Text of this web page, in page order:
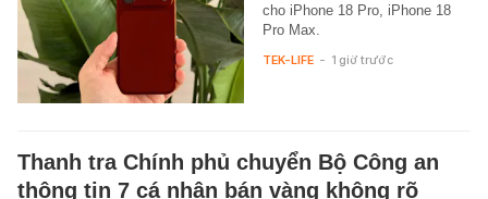
cho iPhone 18 Pro, iPhone 18
Pro Max.
TEK-LIFE - 1 giờ trước
Thanh tra Chính phủ chuyển Bộ Công an
thông tin 7 cá nhân bán vàng không rõ